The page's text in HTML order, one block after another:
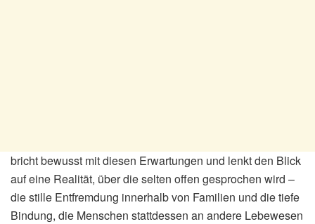
bricht bewusst mit diesen Erwartungen und lenkt den Blick
auf eine Realität, über die selten offen gesprochen wird –
die stille Entfremdung innerhalb von Familien und die tiefe
Bindung, die Menschen stattdessen an andere Lebewesen